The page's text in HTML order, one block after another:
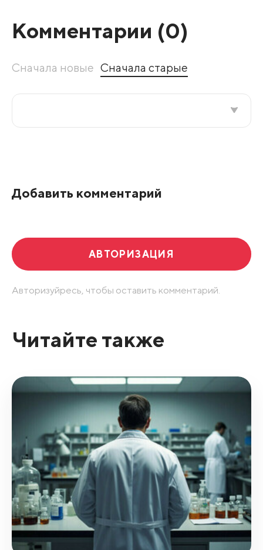
Комментарии (0)
Сначала новые Сначала старые
Добавить комментарий
АВТОРИЗАЦИЯ
Авторизуйресь, чтобы оставить комментарий.
Читайте также